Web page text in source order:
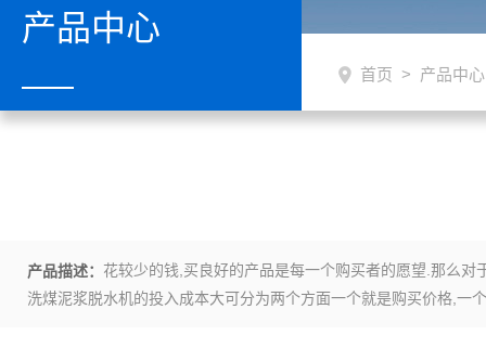
产品中心
首页 > 产品中心
产品描述： 花较少的钱,买良好的产品是每一个购买者的愿望.那么
洗煤泥浆脱水机的投入成本大可分为两个方面一个就是购买价格,